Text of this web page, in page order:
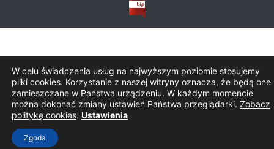
W celu świadczenia usług na najwyższym poziomie stosujemy
pliki cookies. Korzystanie z naszej witryny oznacza, że będą one
zamieszczane w Państwa urządzeniu. W każdym momencie
można dokonać zmiany ustawień Państwa przeglądarki. Zobacz
politykę cookies. Ustawienia
Zgoda